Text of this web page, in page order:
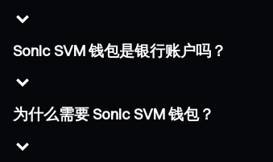
Sonic SVM 钱包是银行账户吗？
为什么需要 Sonic SVM 钱包？